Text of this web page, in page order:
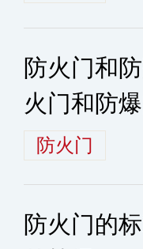
防火门和
火门和防
防火门
防火门的